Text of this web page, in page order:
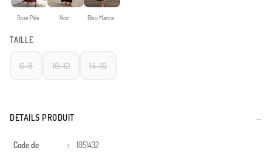
Rose Pâle Noir Bleu Marine
TAILLE
6-8 10-12 14-16
DETAILS PRODUIT
Code de
: 1051432